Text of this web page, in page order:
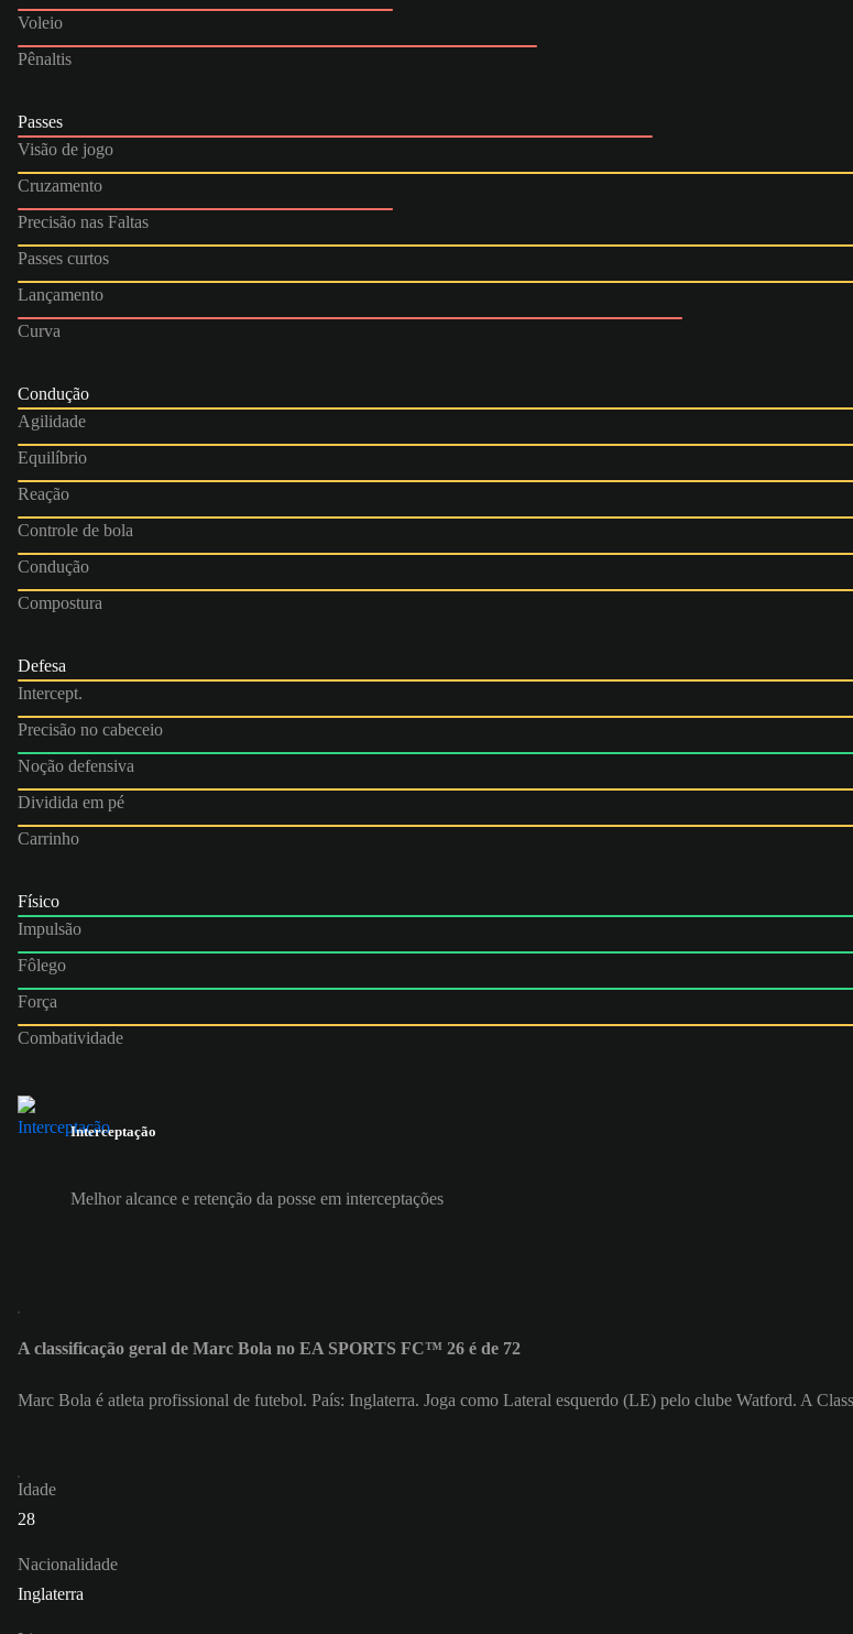
Voleio
Pênaltis
Passes
Visão de jogo
Cruzamento
Precisão nas Faltas
Passes curtos
Lançamento
Curva
Condução
Agilidade
Equilíbrio
Reação
Controle de bola
Condução
Compostura
Defesa
Intercept.
Precisão no cabeceio
Noção defensiva
Dividida em pé
Carrinho
Físico
Impulsão
Fôlego
Força
Combatividade
Interceptação
Melhor alcance e retenção da posse em interceptações
A classificação geral de Marc Bola no EA SPORTS FC™ 26 é de 72
Marc Bola é atleta profissional de futebol. País: Inglaterra. Joga como Lateral esquerdo (LE) pelo clube Watford. A
Idade
28
Nacionalidade
Inglaterra